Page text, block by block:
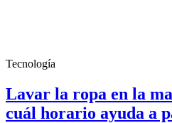
Tecnología
Lavar la ropa en la
cuál horario ayuda a